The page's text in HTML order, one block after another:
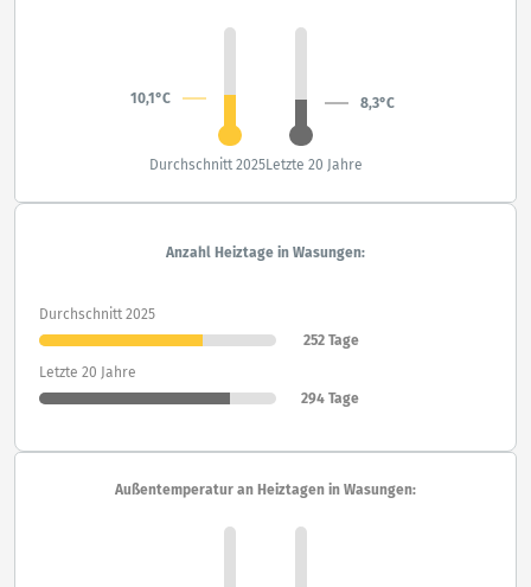
10,1°C 8,3°C
Durchschnitt 2025Letzte 20 Jahre
Anzahl Heiztage in Wasungen:
Durchschnitt 2025
252 Tage
Letzte 20 Jahre
294 Tage
Außentemperatur an Heiztagen in Wasungen: